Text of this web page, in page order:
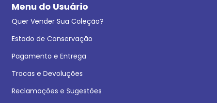
Menu do Usuário
Quer Vender Sua Coleção?
Estado de Conservação
Pagamento e Entrega
Trocas e Devoluções
Reclamações e Sugestões